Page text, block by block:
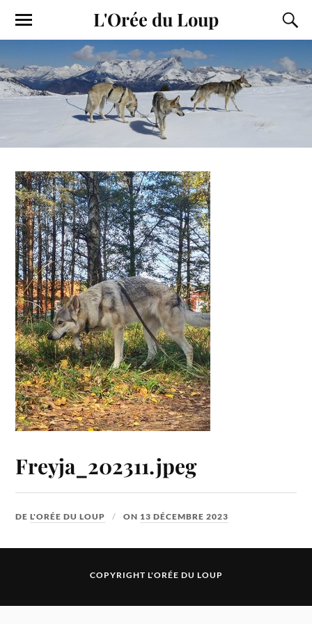
L'Orée du Loup
Freyja_202311.jpeg
DEL'ORÉE DU LOUP ON 13 DÉCEMBRE 2023
COPYRIGHT L'ORÉE DU LOUP